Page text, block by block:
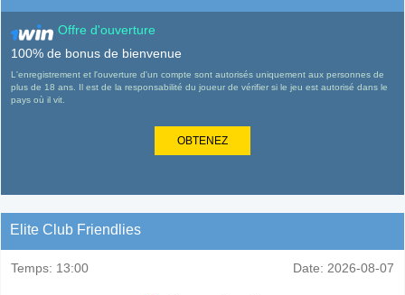
Offre d'ouverture
100% de bonus de bienvenue
L'enregistrement et l'ouverture d'un compte sont autorisés uniquement aux personnes de
plus de 18 ans. Il est de la responsabilité du joueur de vérifier si le jeu est autorisé dans le
pays où il vit.
OBTENEZ
Elite Club Friendlies
Temps: 13:00 Date: 2026-08-07